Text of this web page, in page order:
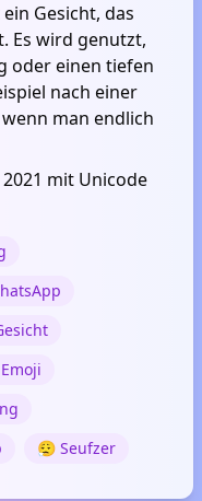
Gesicht, das
Es wird genutzt,
oder einen tiefen
nach einer
man endlich
mit Unicode
😮‍💨 Seufzer